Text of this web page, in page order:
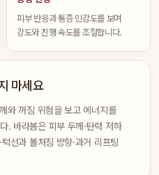
피부 반응과 통증 민감도를 보며
강도와 진행 속도를 조절합니다.
마세요
와 꺼짐 위험을 보고 에너지를
. 바라봄은 피부 두께·탄력 저하
턱선과 볼처짐 방향·과거 리프팅